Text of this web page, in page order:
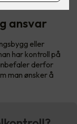
ansvar
eller
har kontroll på
derfor
man ønsker å